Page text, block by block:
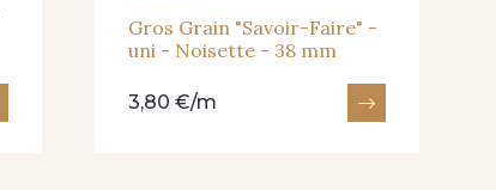
Gros Grain "Savoir-Faire" -
uni - Noisette - 38 mm
3,80 €/m